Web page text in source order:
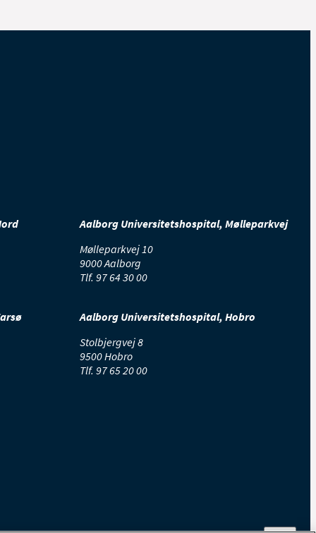
Aalborg Universitetshospital, Mølleparkvej
Mølleparkvej 10
9000 Aalborg
Tlf. 97 64 30 00
Aalborg Universitetshospital, Hobro
Stolbjergvej 8
9500 Hobro
Tlf. 97 65 20 00